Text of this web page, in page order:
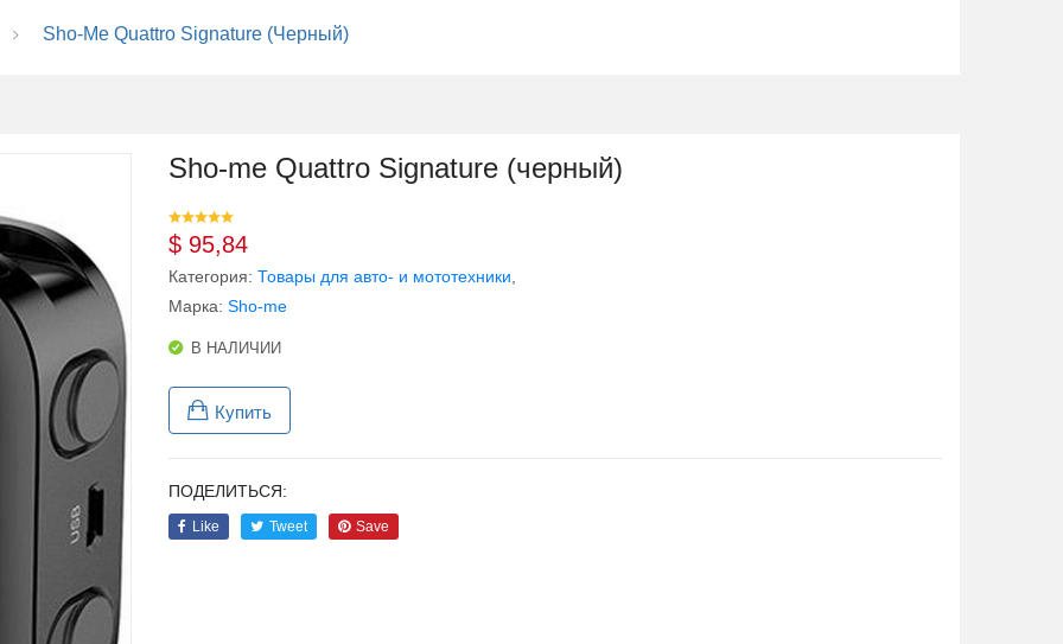
Sho-Me Quattro Signature (черный)
Sho-me Quattro Signature (черный)
$ 95,84
Категория: Товары для авто- и мототехники
Марка: Sho-me
В НАЛИЧИИ
Купить
ПОДЕЛИТЬСЯ:
Like Tweet Save